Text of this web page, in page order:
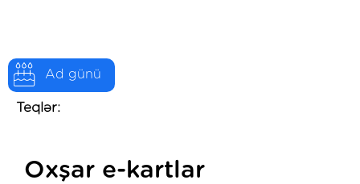
Ad günü
Teqlər:
Oxşar e-kartlar